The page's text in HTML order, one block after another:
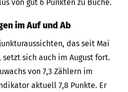
von gut 6 Punkten zu Buche.
im Auf und Ab
das seit Mai
sich auch im August fort.
von 7,3 Zählern im
aktuell 7,8 Punkte. Er